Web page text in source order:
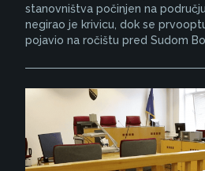
stanovništva počinjen na
negirao je krivicu, dok se
pojavio na ročištu pred Sudom